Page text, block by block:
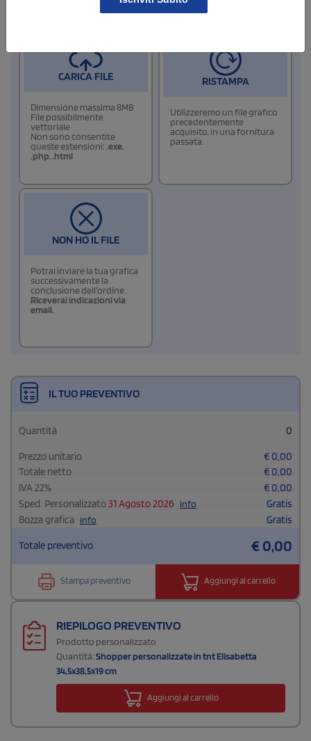
Allega i files di stampa
CARICA FILE
Dimensione massima 8MB
File possibilmente
vettoriale
Non sono consentite
queste estensioni:.exe,
.php,.html
RISTAMPA
Utilizzeremo un file grafico
precedentemente
acquisito, in una fornitura
passata.
NON HO IL FILE
Potrai inviare la tua grafica
successivamente la
conclusione dell'ordine.
Riceverai indicazioni via
email.
IL TUO PREVENTIVO
Quantità 0
Prezzo unitario €0,00
Totale netto
€0,00
IVA22% €0,00
Sped. Personalizzato31 Agosto 2026 info
Gratis
Bozza grafica info Gratis
Totale preventivo €0,00
Stampa preventivo Aggiungi al carrello
RIEPILOGO PREVENTIVO
Prodotto personalizzato
Quantità:Shopper personalizzate in tnt Elisabetta
34,5x38,5x19 cm
Aggiungi al carrello